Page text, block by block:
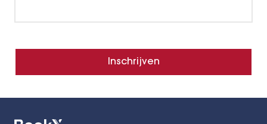
Inschrijven